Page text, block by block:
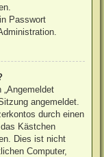
Passwort
angemeldet.
durch einen
Kästchen
Dies ist nicht
Computer,